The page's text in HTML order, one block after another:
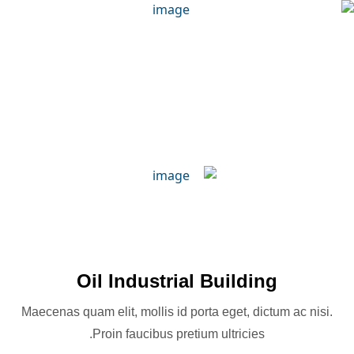
Oil Industrial Building
Maecenas quam elit, mollis id porta eget, dictum ac nisi.
Proin faucibus pretium ultricies.